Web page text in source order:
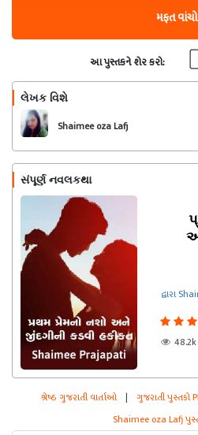
મફત વાંચો
આ પુસ્તકને શેર કરો:
લેખક વિશે
Shaimee oza Lafj
સંપૂર્ણ નવલકથા
દ્વારા
48.2k
શ્રેષ્ઠ ગુજરાતી વાર્તાઓ | ગુજરાતી પુસ્તકો
Shaimee oza Lafj